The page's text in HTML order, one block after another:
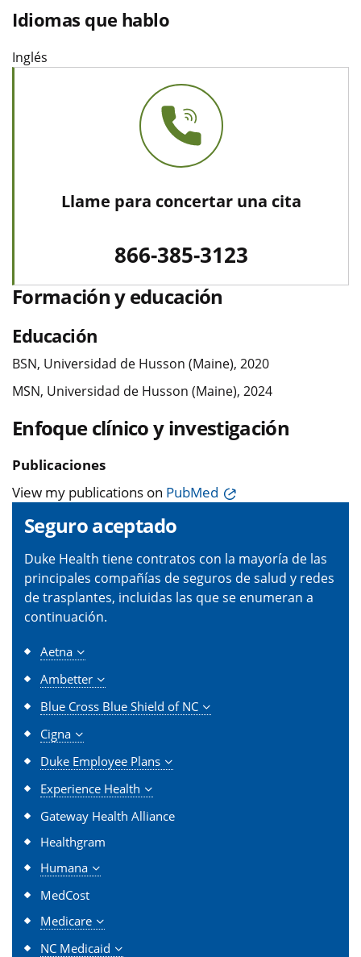
Idiomas que hablo
Inglés
Llame para concertar una cita
866-385-3123
Formación y educación
Educación
BSN, Universidad de Husson (Maine), 2020
MSN, Universidad de Husson (Maine), 2024
Enfoque clínico y investigación
Publicaciones
View my publications on PubMed
Seguro aceptado
Duke Health tiene contratos con la mayoría de las
principales compañías de seguros de salud y redes
de trasplantes, incluidas las que se enumeran a
continuación.
Aetna
Ambetter
Blue Cross Blue Shield of NC
Cigna
Duke Employee Plans
Experience Health
Gateway Health Alliance
Healthgram
Humana
MedCost
Medicare
NC Medicaid